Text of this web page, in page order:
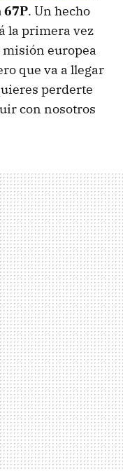
67P. Un hecho
la primera vez
misión europea
que va a llegar
perderte
con nosotros